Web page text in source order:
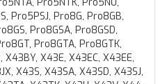
Pro5PSJ, Pro8G, Pro8GB,
Pro8GSA, Pro8GSD,
Pro8GTA, Pro8GTK,
X43E, X43EC, X43EE,
X43S, X43SA, X43SD, X43SJ,